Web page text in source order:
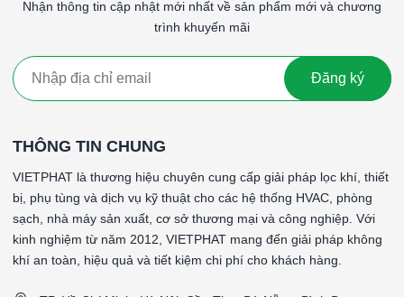
Nhận thông tin cập nhật mới nhất về sản phẩm mới và chương
trình khuyến mãi
Đăng ký
THÔNG TIN CHUNG
VIETPHAT là thương hiệu chuyên cung cấp giải pháp lọc khí, thiết
bị, phụ tùng và dịch vụ kỹ thuật cho các hệ thống HVAC, phòng
sạch, nhà máy sản xuất, cơ sở thương mại và công nghiệp. Với
kinh nghiệm từ năm 2012, VIETPHAT mang đến giải pháp không
khí an toàn, hiệu quả và tiết kiệm chi phí cho khách hàng.